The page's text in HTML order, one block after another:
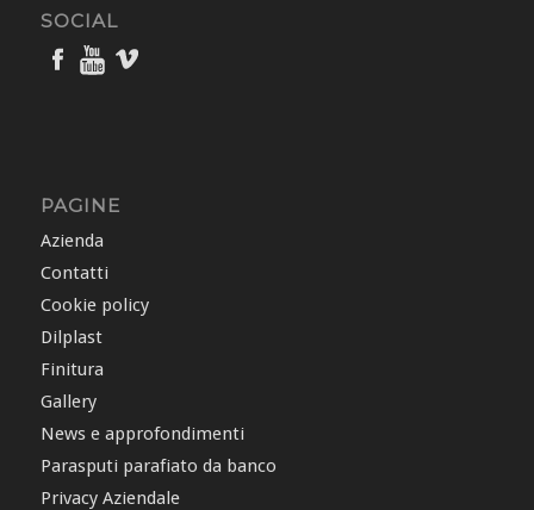
SOCIAL
PAGINE
Azienda
Contatti
Cookie policy
Dilplast
Finitura
Gallery
News e approfondimenti
Parasputi parafiato da banco
Privacy Aziendale